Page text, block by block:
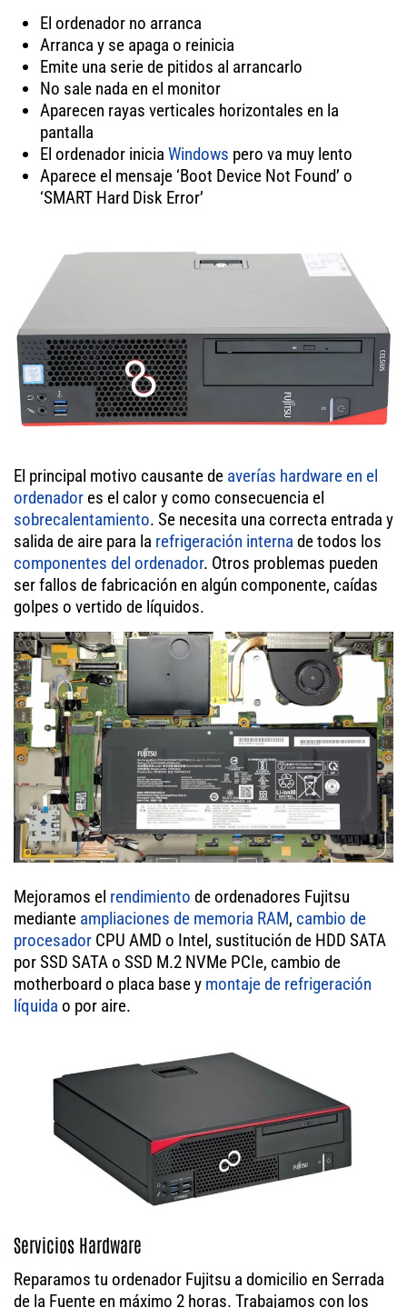
El ordenador no arranca
Arranca y se apaga o reinicia
Emite una serie de pitidos al arrancarlo
No sale nada en el monitor
Aparecen rayas verticales horizontales en la
pantalla
El ordenador inicia Windows pero va muy lento
Aparece el mensaje ‘Boot Device Not Found’ o
‘SMART Hard Disk Error’
El principal motivo causante de averías hardware en el
ordenador es el calor y como consecuencia el
sobrecalentamiento. Se necesita una correcta entrada y
salida de aire para la refrigeración interna de todos los
componentes del ordenador. Otros problemas pueden
ser fallos de fabricación en algún componente, caídas
golpes o vertido de líquidos.
Mejoramos el rendimiento de ordenadores Fujitsu
mediante ampliaciones de memoria RAM, cambio de
procesador CPU AMD o Intel, sustitución de HDD SATA
por SSD SATA o SSD M.2 NVMe PCIe, cambio de
motherboard o placa base y montaje de refrigeración
líquida o por aire.
Servicios Hardware
Reparamos tu ordenador Fujitsu a domicilio en Serrada
de la Fuente en máximo 2 horas. Trabajamos con los